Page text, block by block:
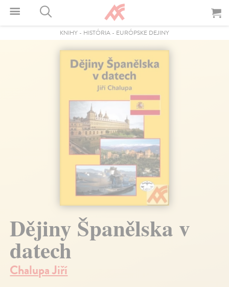
KNIHY - HISTÓRIA - EURÓPSKE DEJINY
Dějiny Španělska v
datech
Chalupa Jiří